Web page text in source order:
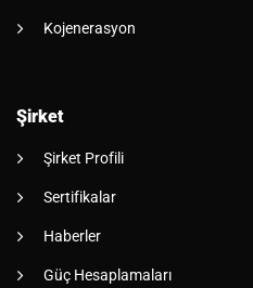
Kojenerasyon
Şirket
Şirket Profili
Sertifikalar
Haberler
Güç Hesaplamaları